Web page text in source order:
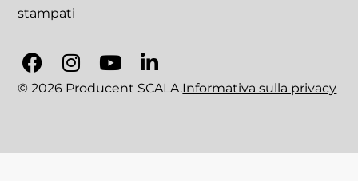
stampati
© 2026 Producent SCALA.Informativa sulla privacy